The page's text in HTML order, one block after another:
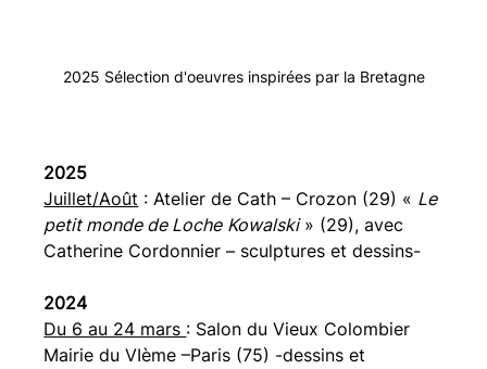
2025 Sélection d'oeuvres inspirées par la Bretagne
2025
Juillet/Août : Atelier de Cath – Crozon (29) « Le
petit monde de Loche Kowalski » (29), avec
Catherine Cordonnier – sculptures et dessins-
2024
Du 6 au 24 mars : Salon du Vieux Colombier
Mairie du VIème –Paris (75) -dessins et